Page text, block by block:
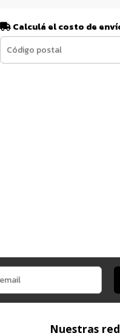
Calculá el costo de
Nuestras